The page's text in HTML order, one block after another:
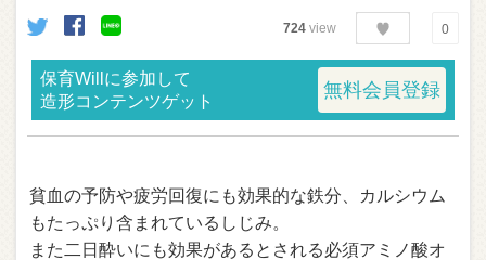
724 view 0
保育Willに参加して
造形コンテンツゲット
無料会員登録
貧血の予防や疲労回復にも効果的な鉄分、カルシウム
もたっぷり含まれているしじみ。
また二日酔いにも効果があるとされる必須アミノ酸オ